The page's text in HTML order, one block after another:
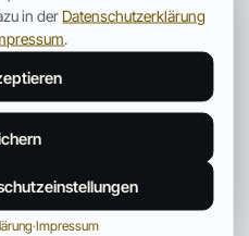
Einnahme,
in der Datenschutzerklärung
.
·Impressum